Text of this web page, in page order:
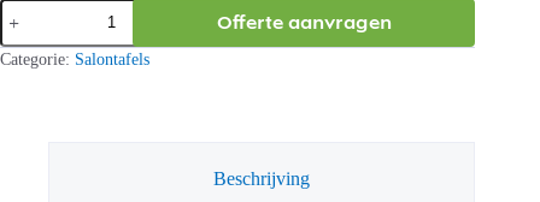
Salontafelset
Cassio
aantal
Offerte aanvragen
Categorie: Salontafels
Beschrijving